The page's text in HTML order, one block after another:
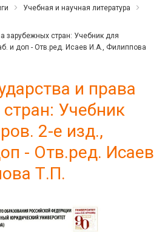
Учебная и научная литература
зарубежных стран: Учебник для
и доп - Отв.ред. Исаев И.А., Филиппова
и права
Учебник
2-е изд.,
- Отв.ред. Исаев
Т.П.